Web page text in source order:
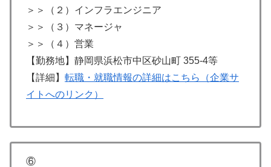
＞＞（２）インフラエンジニア
＞＞（３）マネージャ
＞＞（４）営業
【勤務地】静岡県浜松市中区砂山町 355-4等
【詳細】 転職・就職情報の詳細はこちら（企業サ
イトへのリンク）
⑥